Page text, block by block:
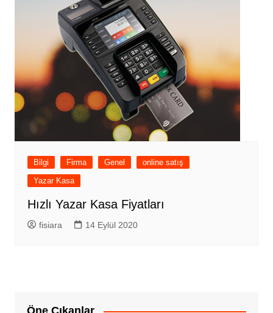
Bilgi Firma Genel
online satış
Yazar Kasa
Hızlı Yazar Kasa Fiyatları
fisiara 14 Eylül 2020
Öne Çıkanlar